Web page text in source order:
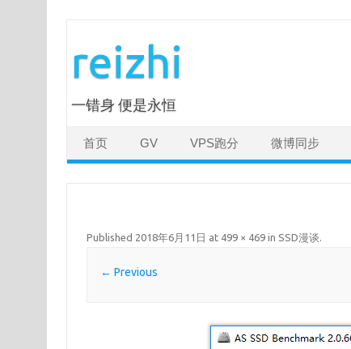
reizhi
一错身 便是永恒
首页 GV VPS跑分 微博同步
Published 2018年6月11日 at 499 × 469in SSD漫谈.
← Previous